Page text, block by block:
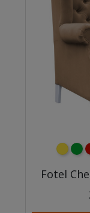
żółty
Fotel